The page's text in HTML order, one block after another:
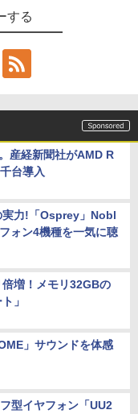
する
産経新聞社がAMD R
台導入
実力!「Osprey」Nobl
ォン4機種を一気に聴
増！メモリ32GBの
」
」サウンドを体感
型イヤフォン「UU2